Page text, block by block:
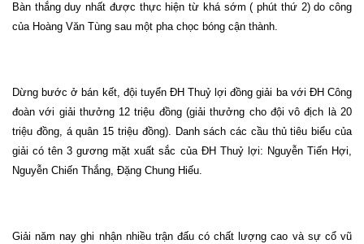
Bàn thắng duy nhất được thực hiện từ khá sớm ( phút thứ 2) do công
của Hoàng Văn Tùng sau một pha chọc bóng cận thành.
Dừng bước ở bán kết, đội tuyển ĐH Thuỷ lợi đồng giải ba với ĐH Công
đoàn với giải thưởng 12 triệu đồng (giải thưởng cho đội vô địch là 20
triệu đồng, á quân 15 triệu đồng). Danh sách các cầu thủ tiêu biểu của
giải có tên 3 gương mặt xuất sắc của ĐH Thuỷ lợi: Nguyễn Tiến Hợi,
Nguyễn Chiến Thắng, Đặng Chung Hiếu.
Giải năm nay ghi nhận nhiều trận đấu có chất lượng cao và sự cổ vũ